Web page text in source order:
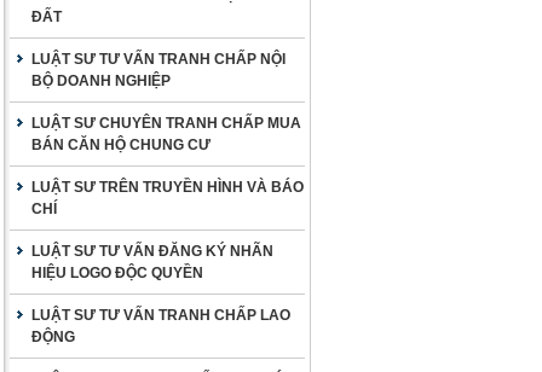
ĐẤT
LUẬT SƯ TƯ VẤN TRANH CHẤP NỘI
BỘ DOANH NGHIỆP
LUẬT SƯ CHUYÊN TRANH CHẤP MUA
BÁN CĂN HỘ CHUNG CƯ
LUẬT SƯ TRÊN TRUYỀN HÌNH VÀ BÁO
CHÍ
LUẬT SƯ TƯ VẤN ĐĂNG KÝ NHÃN
HIỆU LOGO ĐỘC QUYỀN
LUẬT SƯ TƯ VẤN TRANH CHẤP LAO
ĐỘNG